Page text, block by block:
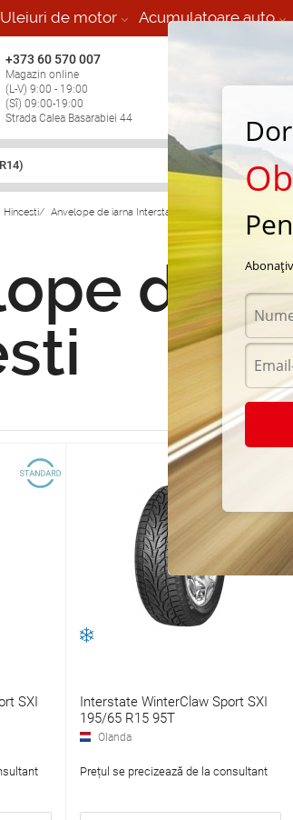
Uleiuri de motor Acumulatoare auto
+373 60 570 007
Magazin online
(L-V) 9:00 - 19:00
(Sî) 09:00-19:00
Strada Calea Basarabiei 44
stop în toate regiunile
Hincesti/ Anvelope de iarna Interstate in Hincesti
de
SXI
Interstate WinterClaw Sport SXI
195/65 R15 95T
Olanda
Prețul se precizează de la consultant